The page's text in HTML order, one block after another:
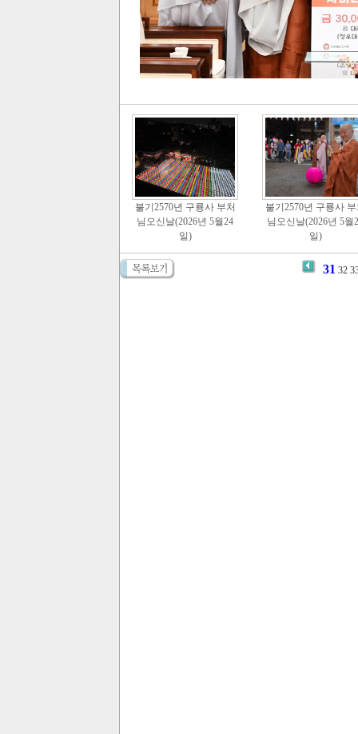
불기2570년 구룡사 부처
님오신날(2026년 5월24
일)
불기2570년 구룡사
님오신날(2026년 5월
일)
31 32